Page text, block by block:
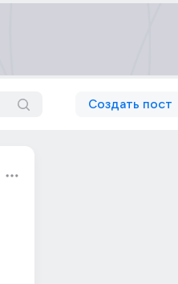
Создать пост